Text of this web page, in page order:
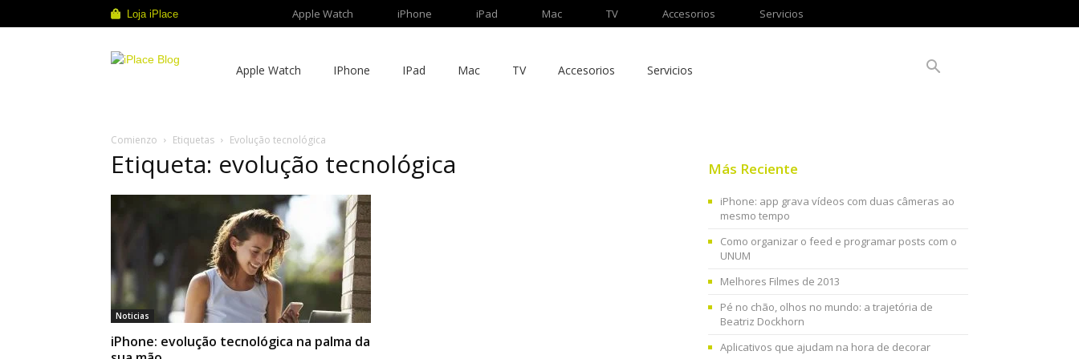
Loja iPlace Apple Watch iPhone iPad Mac TV Accesorios Servicios
Apple Watch IPhone IPad Mac TV Accesorios Servicios
Comienzo Etiquetas Evolução tecnológica
Etiqueta: evolução tecnológica
Noticias
iPhone: evolução tecnológica na palma da
Más Reciente
iPhone: app grava vídeos com duas câmeras ao
mesmo tempo
Como organizar o feed e programar posts com o
UNUM
Melhores Filmes de 2013
Pé no chão, olhos no mundo: a trajetória de
Beatriz Dockhorn
Aplicativos que ajudam na hora de decorar